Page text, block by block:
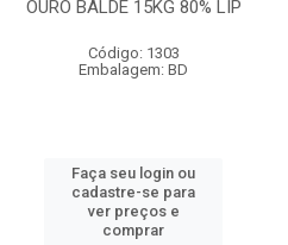
OURO BALDE 15KG 80% LIP
Código: 1303
Embalagem: BD
Faça seu login ou
cadastre-se para
ver preços e
comprar